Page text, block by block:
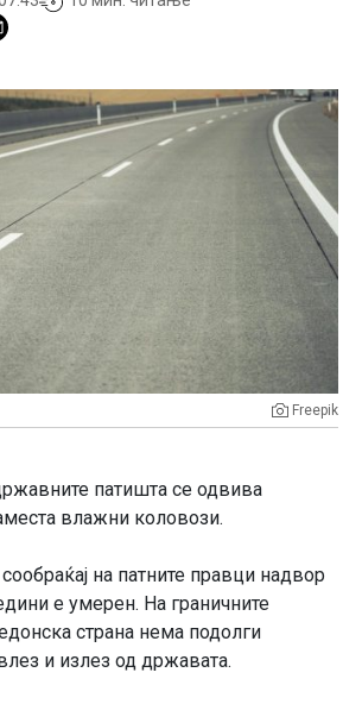
Freepik
патишта се одвива
влажни коловози.
на патните правци надвор
е умерен. На граничните
страна нема подолги
и излез од државата.